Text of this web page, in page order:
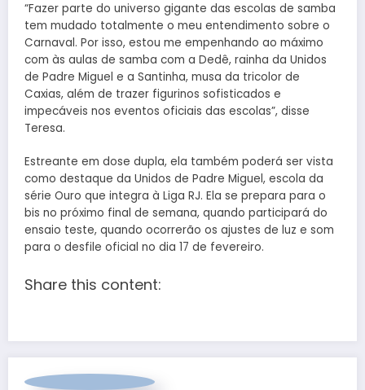
“Fazer parte do universo gigante das escolas de samba
tem mudado totalmente o meu entendimento sobre o
Carnaval. Por isso, estou me empenhando ao máximo
com às aulas de samba com a Dedê, rainha da Unidos
de Padre Miguel e a Santinha, musa da tricolor de
Caxias, além de trazer figurinos sofisticados e
impecáveis nos eventos oficiais das escolas”, disse
Teresa.
Estreante em dose dupla, ela também poderá ser vista
como destaque da Unidos de Padre Miguel, escola da
série Ouro que integra à Liga RJ. Ela se prepara para o
bis no próximo final de semana, quando participará do
ensaio teste, quando ocorrerão os ajustes de luz e som
para o desfile oficial no dia 17 de fevereiro.
Share this content: